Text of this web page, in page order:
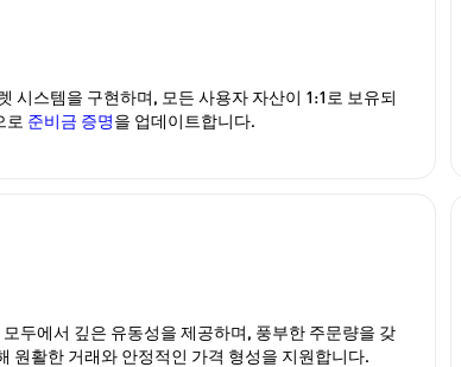
시스템을 구현하며, 모든 사용자 자산이 1:1로 보유되
로 준비금 증명을 업데이트합니다.
두에서 깊은 유동성을 제공하며, 풍부한 주문량을 갖
원활한 거래와 안정적인 가격 형성을 지원합니다.